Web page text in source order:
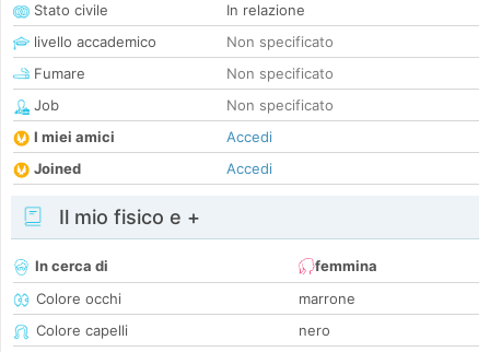
Stato civile
In relazione
livello accademico
Non specificato
Fumare
Non specificato
Job
Non specificato
I miei amici
Accedi
Joined
Accedi
Il mio fisico e +
In cerca di
femmina
Colore occhi
marrone
Colore capelli
nero